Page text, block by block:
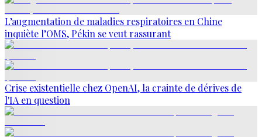
L’augmentation de maladies respiratoires en Chine
inquiète l’OMS, Pékin se veut rassurant
Crise existentielle chez OpenAI, la crainte de dérives de
l'IA en question